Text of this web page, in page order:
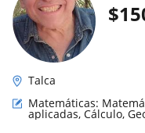
$
Talca
Matemáticas:
aplicadas, Cálculo,
Trigonometría,